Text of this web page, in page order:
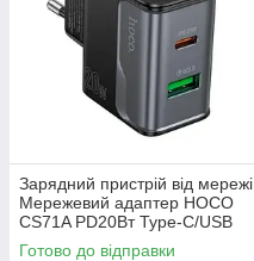
Зарядний пристрій від мережі
Мережевий адаптер HOCO
CS71A PD20Вт Type-C/USB
Чорний
Готово до відправки